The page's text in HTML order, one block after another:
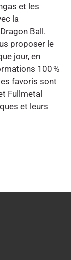
et les
la
Ball.
proposer le
jour, en
100 %
favoris sont
Fullmetal
et leurs